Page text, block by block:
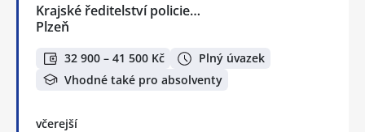
Krajské ředitelství policie…
Plzeň
32 900 – 41 500 Kč
Plný úvazek
Vhodné také pro absolventy
včerejší